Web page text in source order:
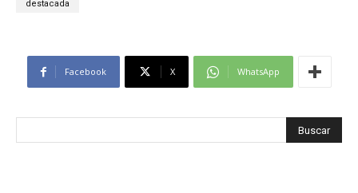
destacada
Facebook X WhatsApp